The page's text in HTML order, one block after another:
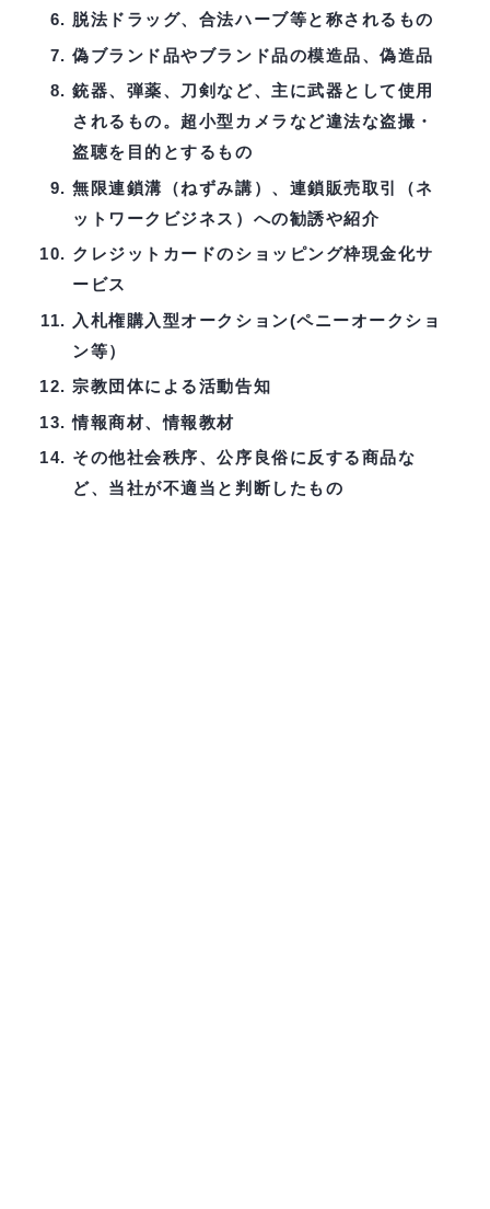
脱法ドラッグ、合法ハーブ等と称されるもの
偽ブランド品やブランド品の模造品、偽造品
銃器、弾薬、刀剣など、主に武器として使用
されるもの。超小型カメラなど違法な盗撮・
盗聴を目的とするもの
無限連鎖溝（ねずみ講）、連鎖販売取引（ネ
ットワークビジネス）への勧誘や紹介
クレジットカードのショッピング枠現金化サ
ービス
入札権購入型オークション(ペニーオークショ
ン等）
宗教団体による活動告知
情報商材、情報教材
その他社会秩序、公序良俗に反する商品な
ど、当社が不適当と判断したもの